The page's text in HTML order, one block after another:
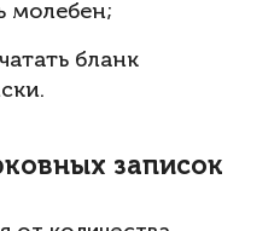
молебен;
бланк
записок